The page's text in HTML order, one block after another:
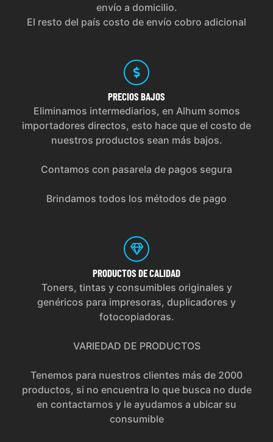
envío a domicilio.
El resto del país costo de envío cobro adicional
PRECIOS BAJOS
Eliminamos intermediarios, en Alhum somos
importadores directos, esto hace que el costo de
nuestros productos sean más bajos.
Contamos con pasarela de pagos segura
Brindamos todos los métodos de pago
PRODUCTOS DE CALIDAD
Toners, tintas y consumibles originales y
genéricos para impresoras, duplicadores y
fotocopiadoras.
VARIEDAD DE PRODUCTOS
Tenemos para nuestros clientes más de 2000
productos, si no encuentra lo que busca no dude
en contactarnos y le ayudamos a ubicar su
consumible